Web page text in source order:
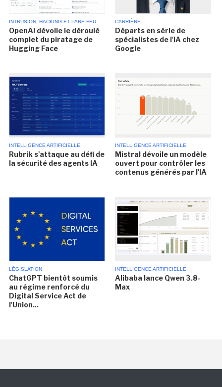
INTRUSION, HACKING ET PARE-FEU
OpenAI dévoile le déroulé
complet du piratage de
Hugging Face
CARRIÈRE
Départs en série de
spécialistes de l'IA chez
Google
INTELLIGENCE ARTIFICIELLE
Rubrik s'attaque au défi de
la sécurité des agents IA
INTELLIGENCE ARTIFICIELLE
Mistral dévoile un modèle
ouvert pour contrôler les
contenus générés par l'IA
LÉGISLATION
ChatGPT bientôt soumis
au régime renforcé du
Digital Service Act de
l'Union...
INTELLIGENCE ARTIFICIELLE
Alibaba lance Qwen 3.8-
Max